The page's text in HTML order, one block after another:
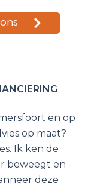
en op
op maat?
Ik ken de
beweegt en
deze